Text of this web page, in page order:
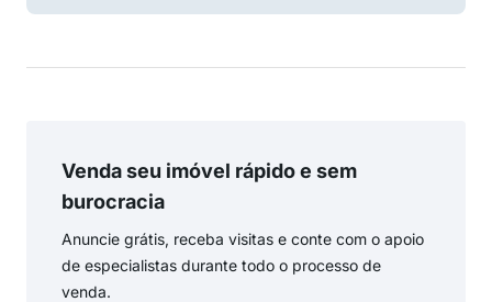
Venda seu imóvel rápido e sem
burocracia
Anuncie grátis, receba visitas e conte com o apoio
de especialistas durante todo o processo de
venda.